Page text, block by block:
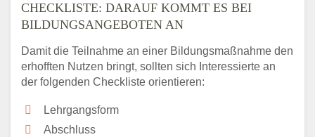
CHECKLISTE: DARAUF KOMMT ES BEI
BILDUNGSANGEBOTEN AN
Damit die Teilnahme an einer Bildungsmaßnahme den
erhofften Nutzen bringt, sollten sich Interessierte an
der folgenden Checkliste orientieren:
Lehrgangsform
Abschluss